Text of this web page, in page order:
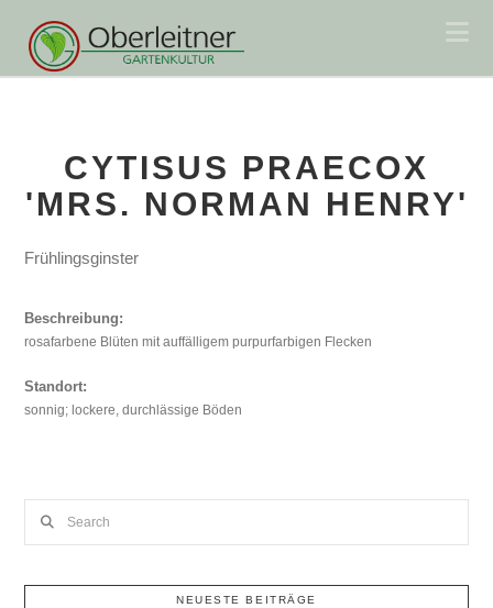
CYTISUS PRAECOX
'MRS. NORMAN HENRY'
Frühlingsginster
Beschreibung:
rosafarbene Blüten mit auffälligem purpurfarbigen Flecken
Standort:
sonnig; lockere, durchlässige Böden
NEUESTE BEITRÄGE